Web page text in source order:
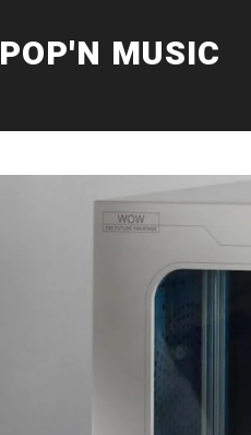
POP'N MUSIC